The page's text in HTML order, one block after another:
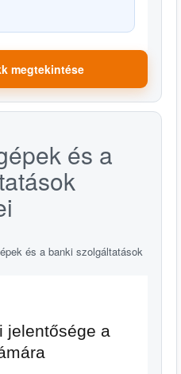
megtekintése
és a
jelentősége a